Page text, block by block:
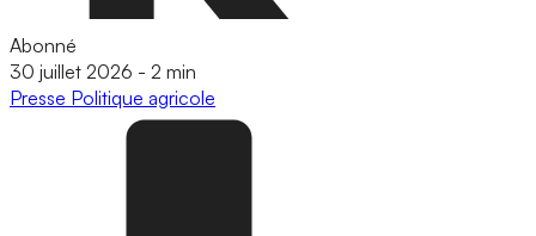
Abonné
30 juillet 2026 - 2 min
Presse Politique agricole